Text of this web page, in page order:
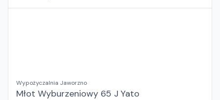
Wypożyczalnia Jaworzno
Młot Wyburzeniowy 65 J Yato